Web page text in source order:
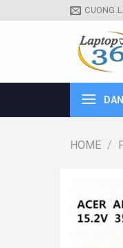
to
HOME /